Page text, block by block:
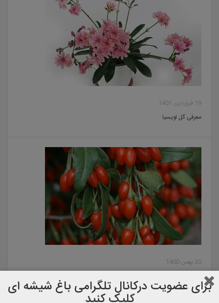
19 فروردین 1401
معرفی گل لویسیا
20 بهمن 1400
برای عضویت دركانال تلگرامی باغ شیشه ای